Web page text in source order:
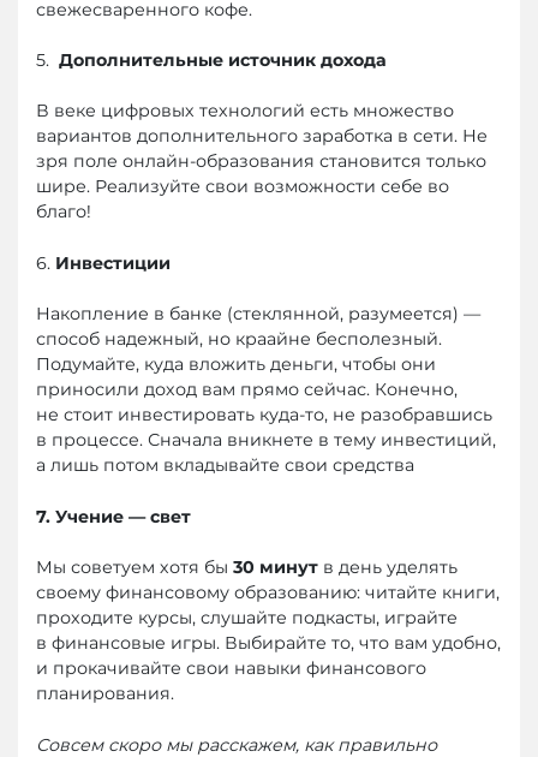
свежесваренного кофе.
5. Дополнительные источник дохода
В веке цифровых технологий есть множество
вариантов дополнительного заработка в сети. Не
зря поле онлайн-образования становится только
шире. Реализуйте свои возможности себе во
благо!
6. Инвестиции
Накопление в банке (стеклянной, разумеется) —
способ надежный, но краайне бесполезный.
Подумайте, куда вложить деньги, чтобы они
приносили доход вам прямо сейчас. Конечно,
не стоит инвестировать куда-то, не разобравшись
в процессе. Сначала вникнете в тему инвестиций,
а лишь потом вкладывайте свои средства
7. Учение — свет
Мы советуем хотя бы 30 минут в день уделять
своему финансовому образованию: читайте книги,
проходите курсы, слушайте подкасты, играйте
в финансовые игры. Выбирайте то, что вам удобно,
и прокачивайте свои навыки финансового
планирования.
Совсем скоро мы расскажем, как правильно